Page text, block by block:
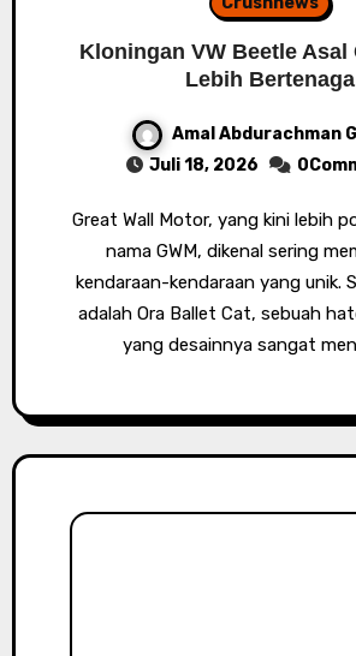
Kloningan VW Beetle Asal
Lebih Bertenaga
Amal Abdurachman
Juli 18, 2026
Great Wall Motor, yang kini lebih populer dengan
nama GWM, dikenal sering
kendaraan-kendaraan yang unik.
adalah Ora Ballet Cat, sebuah
yang desainnya sangat